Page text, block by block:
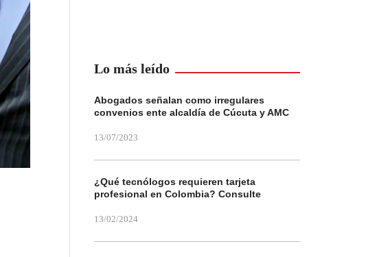
Lo más leído
Abogados señalan como irregulares
convenios ente alcaldía de Cúcuta y AMC
13/07/2023
¿Qué tecnólogos requieren tarjeta
profesional en Colombia? Consulte
13/02/2024